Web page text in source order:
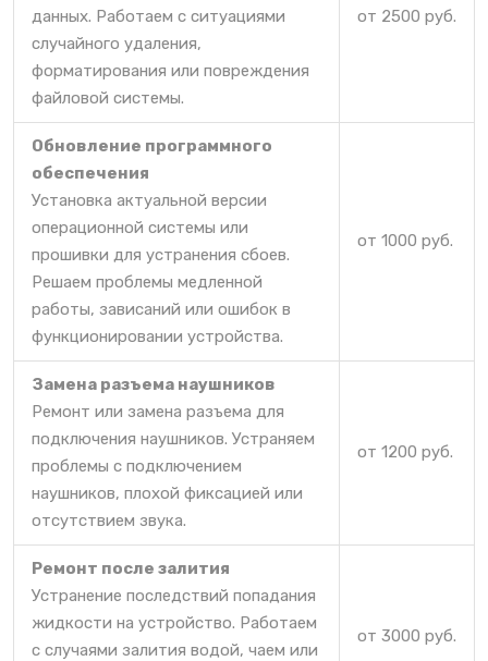
данных. Работаем с ситуациями
случайного удаления,
форматирования или повреждения
файловой системы.
от 2500 руб.
Обновление программного
обеспечения
Установка актуальной версии
операционной системы или
прошивки для устранения сбоев.
Решаем проблемы медленной
работы, зависаний или ошибок в
функционировании устройства.
от 1000 руб.
Замена разъема наушников
Ремонт или замена разъема для
подключения наушников. Устраняем
проблемы с подключением
наушников, плохой фиксацией или
отсутствием звука.
от 1200 руб.
Ремонт после залития
Устранение последствий попадания
жидкости на устройство. Работаем
с случаями залития водой, чаем или
от 3000 руб.